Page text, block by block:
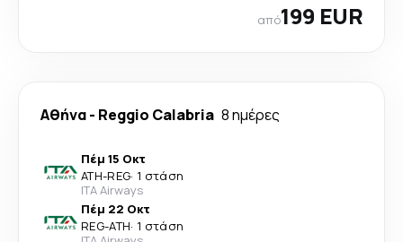
από199 EUR
Αθήνα- Reggio Calabria 8 ημέρες
Πέμ 15 Οκτ
ATH-REG· 1 στάση
ITA Airways
Πέμ 22 Οκτ
REG-ATH· 1 στάση